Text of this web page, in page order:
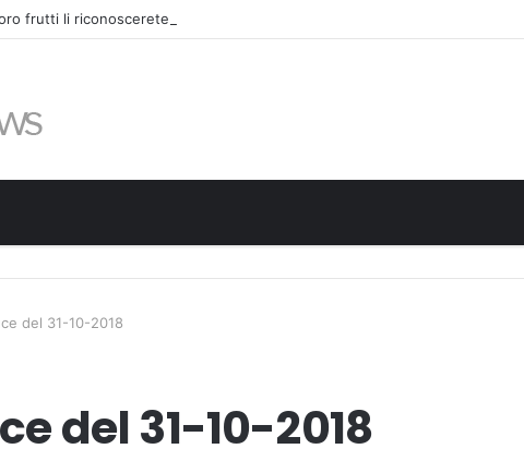
frutti li riconoscerete
del 31-10-2018
del 31-10-2018